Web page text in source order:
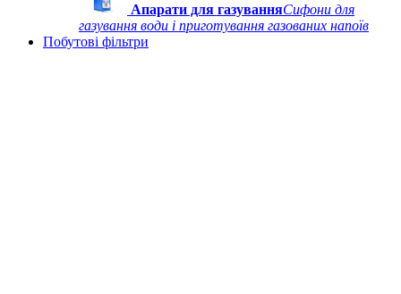
Апарати для газуванняСифони для
газування води і приготування газованих напоїв
Побутові фільтри